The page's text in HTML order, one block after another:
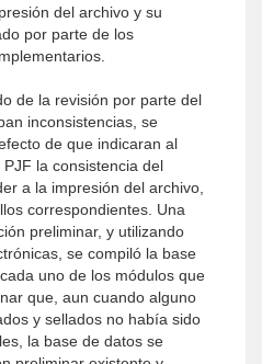
del archivo y su
por parte de los
de la revisión por parte del
inconsistencias, se
de que indicaran al
la consistencia del
a la impresión del archivo,
correspondientes. Una
preliminar, y utilizando
se compiló la base
uno de los módulos que
que, aun cuando alguno
y sellados no había sido
la base de datos se